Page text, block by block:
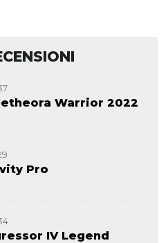
Warrior 2022
Pro
IV Legend